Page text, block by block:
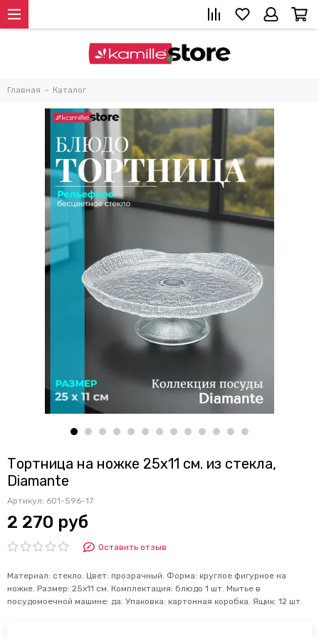
Главная Каталог
Тортница на ножке 25х11 см. из стекла,
Diamante
Артикул: 601-596-17
2 270 руб
Оставить отзыв
Материал: стекло. Цвет: прозрачный. Форма: круглое фигурное на
ножке. Размер: 25х11 см. Комплектация: блюдо 1 шт. Мытье в
посудомоечной машине: да. Упаковка: картонная коробка. Ящик: 12 шт.